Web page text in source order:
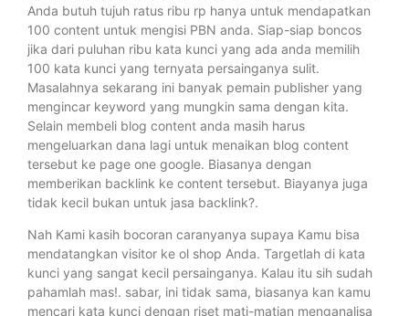
Anda butuh tujuh ratus ribu rp hanya untuk mendapatkan
100 content untuk mengisi PBN anda. Siap-siap boncos
jika dari puluhan ribu kata kunci yang ada anda memilih
100 kata kunci yang ternyata persainganya sulit.
Masalahnya sekarang ini banyak pemain publisher yang
mengincar keyword yang mungkin sama dengan kita.
Selain membeli blog content anda masih harus
mengeluarkan dana lagi untuk menaikan blog content
tersebut ke page one google. Biasanya dengan
memberikan backlink ke content tersebut. Biayanya juga
tidak kecil bukan untuk jasa backlink?.
Nah Kami kasih bocoran caranyanya supaya Kamu bisa
mendatangkan visitor ke ol shop Anda. Targetlah di kata
kunci yang sangat kecil persainganya. Kalau itu sih sudah
pahamlah mas!. sabar, ini tidak sama, biasanya kan kamu
mencari kata kunci dengan riset mati-matian menganalisa